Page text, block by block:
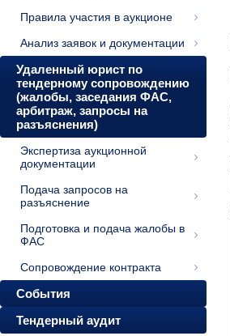
Правила участия в аукционе
Анализ заявок и документации
Удаленный юрист по
тендерному сопровождению
(жалобы, заседания ФАС,
арбитраж, запросы на
разъяснения)
Экспертиза аукционной
документации
Подача запросов на
разъяснение
Подготовка и подача жалобы в
ФАС
Сопровождение контракта
События
Тендерный аудит